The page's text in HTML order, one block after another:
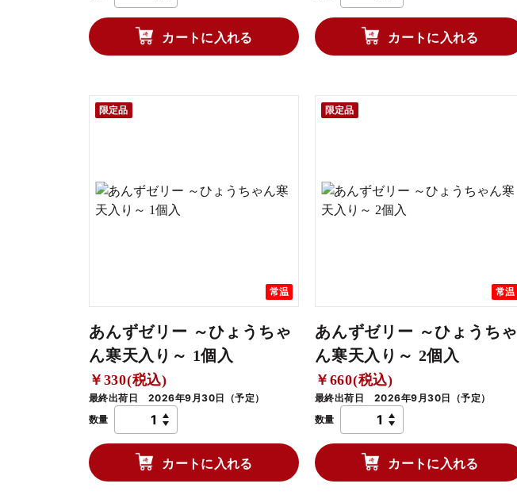
カートに入れる カートに入れる
限定品
常温
あんずゼリー ～ひょうちゃ
ん寒天入り～ 1個入
￥330(税込)
最終出荷日 2026年9月30日（予定）
数量
カートに入れる
限定品
常温
あんずゼリー ～ひょうちゃ
ん寒天入り～ 2個入
￥660(税込)
最終出荷日 2026年9月30日（予定）
数量
カートに入れる